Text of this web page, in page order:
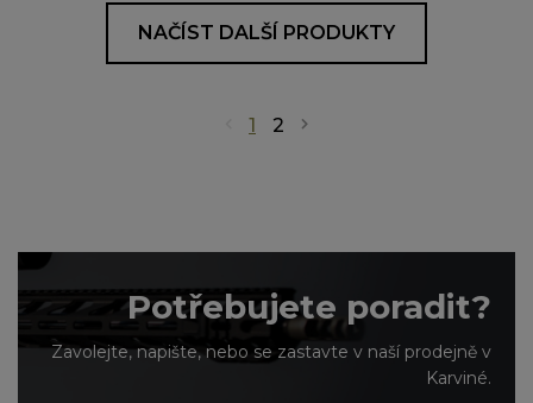
NAČÍST DALŠÍ PRODUKTY
1 2
Potřebujete poradit?
Zavolejte, napište, nebo se zastavte v naší prodejně v
Karviné.